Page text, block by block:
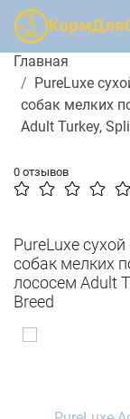
Главная
PureLuxe
собак мелких
Adult Turkey,
0 отзывов
PureLuxe
собак мелких
лососем Adult
Breed